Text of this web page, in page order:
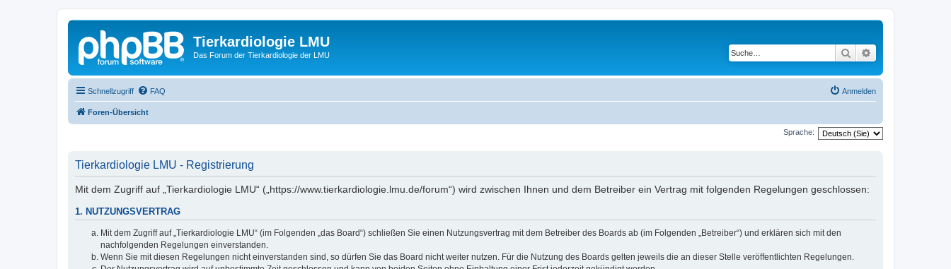
Tierkardiologie LMU
Das Forum der Tierkardiologie der LMU Suche
Schnellzugriff FAQ Anmelden
Foren-Übersicht
Sprache:
Tierkardiologie LMU - Registrierung
Mit dem Zugriff auf „Tierkardiologie LMU“ („https://www.tierkardiologie.lmu.de/forum“) wird zwischen Ihnen und dem Betreiber ein Vertrag mit folgenden Regelungen geschlossen:
1. NUTZUNGSVERTRAG
Mit dem Zugriff auf „Tierkardiologie LMU“ (im Folgenden „das Board“) schließen Sie einen Nutzungsvertrag mit dem Betreiber des Boards ab (im Folgenden „Betreiber“) und erklären sich mit den
nachfolgenden Regelungen einverstanden.
Wenn Sie mit diesen Regelungen nicht einverstanden sind, so dürfen Sie das Board nicht weiter nutzen. Für die Nutzung des Boards gelten jeweils die an dieser Stelle veröffentlichten Regelungen.